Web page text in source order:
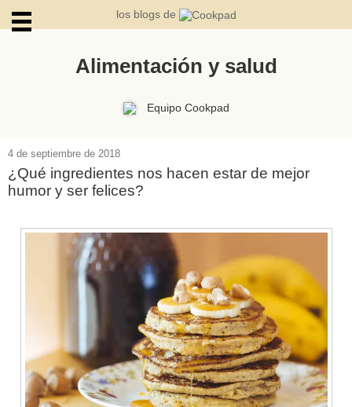
los blogs de
Alimentación y salud
Equipo Cookpad
4 de septiembre de 2018
¿Qué ingredientes nos hacen estar de mejor
humor y ser felices?